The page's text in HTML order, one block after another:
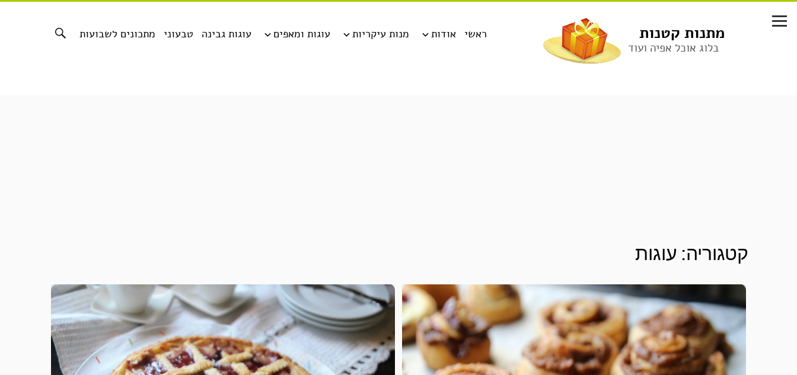
לתוכן
מתנות קטנות
בלוג אוכל אפיה ועוד
מתכונים לשבועות טבעוני עוגות גבינה עוגות ומאפים מנות עיקריות אודות ראשי
קטגוריה: עוגות